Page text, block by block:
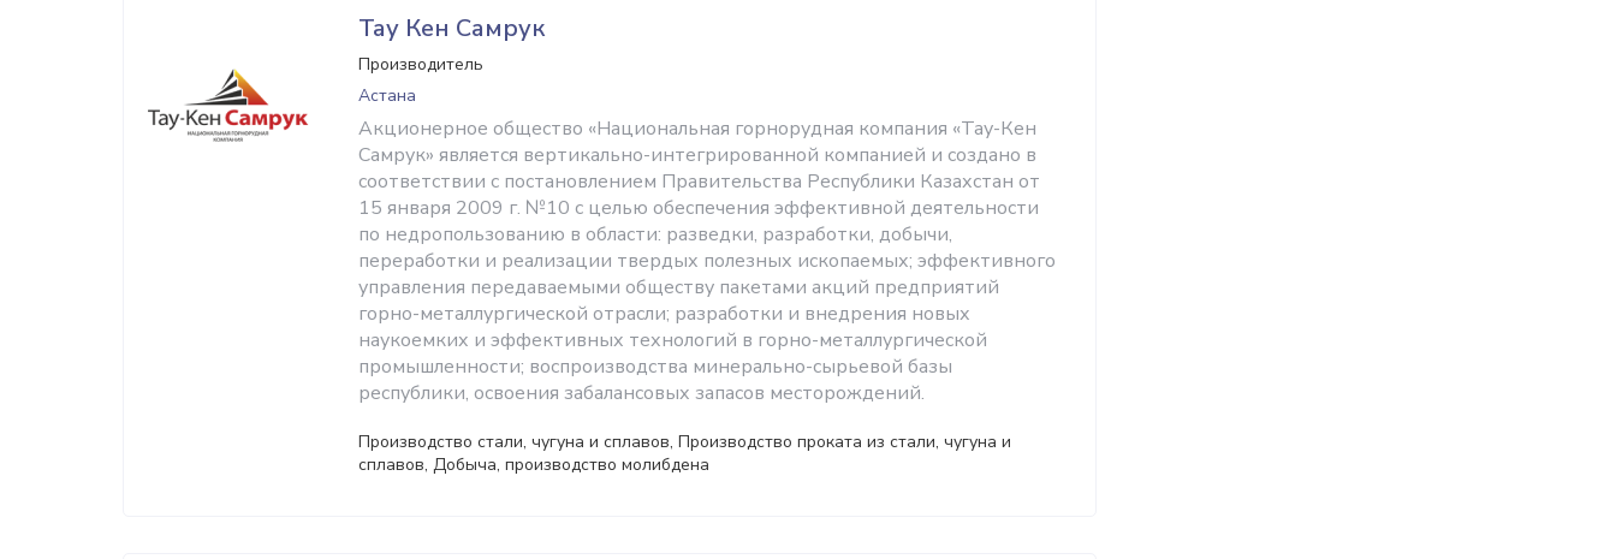
Тау Кен Самрук
Производитель
Астана
Акционерное общество «Национальная горнорудная компания «Тау-Кен
Самрук» является вертикально-интегрированной компанией и создано в
соответствии с постановлением Правительства Республики Казахстан от
15 января 2009 г. №10 с целью обеспечения эффективной деятельности
по недропользованию в области: разведки, разработки, добычи,
переработки и реализации твердых полезных ископаемых; эффективного
управления передаваемыми обществу пакетами акций предприятий
горно-металлургической отрасли; разработки и внедрения новых
наукоемких и эффективных технологий в горно-металлургической
промышленности; воспроизводства минерально-сырьевой базы
республики, освоения забалансовых запасов месторождений.
Производство стали, чугуна и сплавов, Производство проката из стали, чугуна и
сплавов, Добыча, производство молибдена